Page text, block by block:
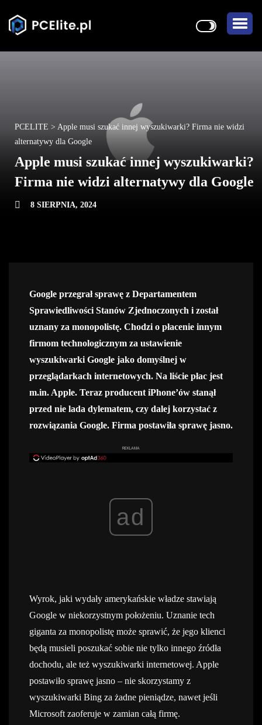
PCELITE > Apple musi szukać innej wyszukiwarki? Firma nie widzi
alternatywy dla Google
Apple musi szukać innej wyszukiwarki?
Firma nie widzi alternatywy dla Google
8 SIERPNIA, 2024
Google przegrał sprawę z Departamentem
Sprawiedliwości Stanów Zjednoczonych i został
uznany za monopolistę. Chodzi o płacenie innym
firmom technologicznym za ustawienie
wyszukiwarki Google jako domyślnej w
przeglądarkach internetowych. Na liście płac jest
m.in. Apple. Teraz producent iPhone’ów stanął
przed nie lada dylematem, czy dalej korzystać z
rozwiązania Google. Firma postawiła sprawę jasno.
REKLAMA
ad
Wyrok, jaki wydały amerykańskie władze stawiają
Google w niekorzystnym położeniu. Uznanie tech
giganta za monopolistę może sprawić, że jego klienci
będą musieli poszukać sobie nie tylko innego źródła
dochodu, ale też wyszukiwarki internetowej. Apple
postawiło sprawę jasno – nie skorzystamy z
wyszukiwarki Bing za żadne pieniądze, nawet jeśli
Microsoft zaoferuje w zamian całą firmę.